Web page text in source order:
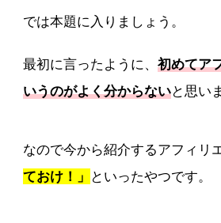
では本題に入りましょう。
最初に言ったように、 初めてア
いうのがよく分からないと思い
なので今から紹介するアフィリ
ておけ！」 といったやつです。